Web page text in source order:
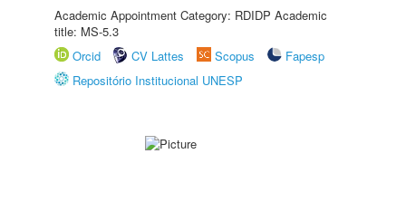
Academic Appointment Category: RDIDP Academic
title: MS-5.3
Orcid
CV Lattes Scopus
Fapesp
Repositório Institucional UNESP